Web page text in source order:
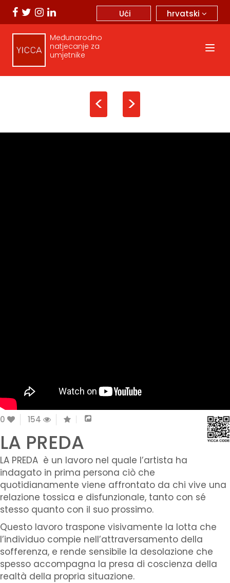
hrvatski
Ući
Međunarodno
natjecanje za
umjetnike
< >
0 154
LA PREDA
LA PREDA è un lavoro nel quale l’artista ha
indagato in prima persona ciò che
quotidianamente viene affrontato da chi vive una
relazione tossica e disfunzionale, tanto con sé
stesso quanto con il suo prossimo.
Questo lavoro traspone visivamente la lotta che
l’individuo compie nell’attraversamento della
sofferenza, e rende sensibile la desolazione che
spesso accompagna la presa di coscienza della
realtà della propria situazione.